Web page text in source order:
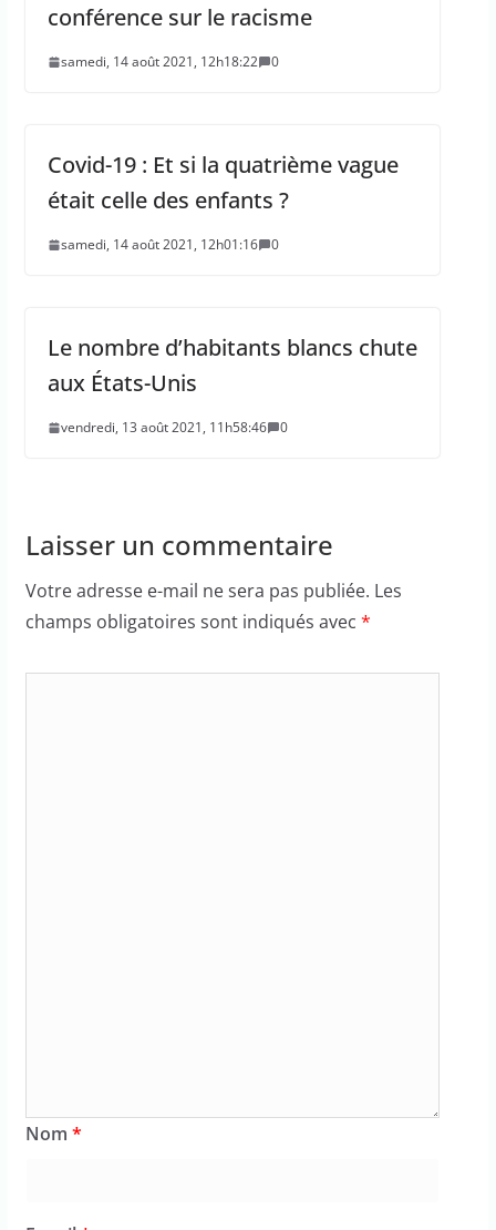
conférence sur le racisme
samedi, 14 août 2021, 12h18:22 0
Covid-19 : Et si la quatrième vague
était celle des enfants ?
samedi, 14 août 2021, 12h01:16 0
Le nombre d’habitants blancs chute
aux États-Unis
vendredi, 13 août 2021, 11h58:46 0
Laisser un commentaire
Votre adresse e-mail ne sera pas publiée. Les
champs obligatoires sont indiqués avec *
Nom *